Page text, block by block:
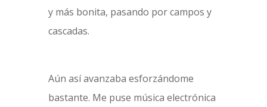
y más bonita, pasando por campos y
cascadas.
Aún así avanzaba esforzándome
bastante. Me puse música electrónica